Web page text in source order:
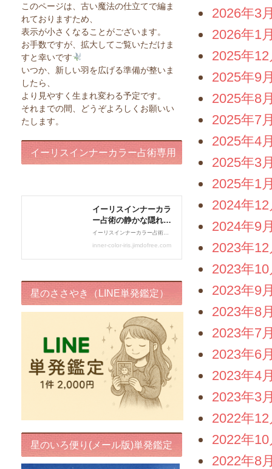
2026年3
2026年1
2025年12
2025年9
2025年8
2025年7
2025年4
2025年3
2025年1
2024年12
2024年9
2023年12
2023年10
2023年9
2023年8
2023年7
2023年6
2023年4
2023年3
2022年12
2022年10
2022年8
このページは、古い魔法の仕立てで編ま
れておりますため、
表示が小さくなることがございます。
お手数ですが、拡大してご覧いただけま
すと幸いです
いつか、新しい羽を広げる準備が整いま
したら、
より見やすく生まれ変わる予定です。
それまでの間、どうぞよろしくお願いい
たします。
イーリスインナーカラー占術専用
星のささやき（LINE単発鑑定）
星のいろ便り(メール版)単発鑑定